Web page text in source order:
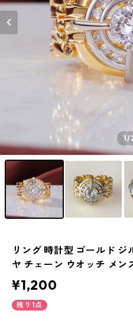
1/
リング 時計型 ゴールド
ヤ チェーン ウオッチ メン
¥1,200
残り1点